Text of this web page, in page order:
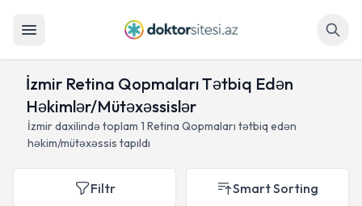
İzmir Retina Qopmaları Tətbiq Edən
Həkimlər/Mütəxəssislər
İzmir daxilində toplam 1 Retina Qopmaları tətbiq edən
həkim/mütəxəssis tapıldı
Filtr Smart Sorting